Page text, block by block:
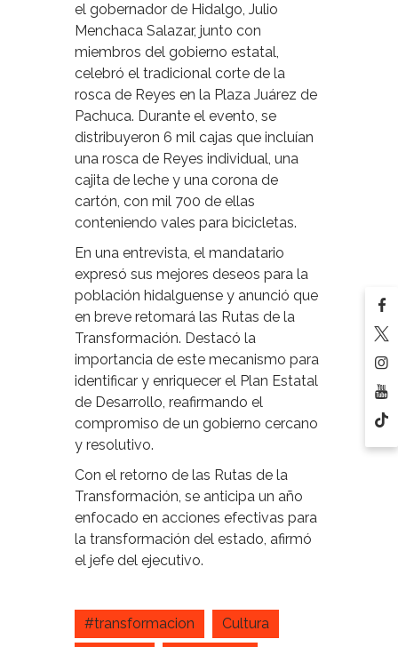
el gobernador de Hidalgo, Julio
Menchaca Salazar, junto con
miembros del gobierno estatal,
celebró el tradicional corte de la
rosca de Reyes en la Plaza Juárez de
Pachuca. Durante el evento, se
distribuyeron 6 mil cajas que incluían
una rosca de Reyes individual, una
cajita de leche y una corona de
cartón, con mil 700 de ellas
conteniendo vales para bicicletas.
En una entrevista, el mandatario
expresó sus mejores deseos para la
población hidalguense y anunció que
en breve retomará las Rutas de la
Transformación. Destacó la
importancia de este mecanismo para
identificar y enriquecer el Plan Estatal
de Desarrollo, reafirmando el
compromiso de un gobierno cercano
y resolutivo.
Con el retorno de las Rutas de la
Transformación, se anticipa un año
enfocado en acciones efectivas para
la transformación del estado, afirmó
el jefe del ejecutivo.
#transformacion
Cultura